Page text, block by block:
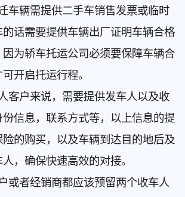
辆需提供二手车销售发票或临时
话需要提供车辆出厂证明车辆合格
为轿车托运公司必须要保障车辆合
开启托运行程。
户来说，需要提供发车人以及收
信息，联系方式等，以上信息的提
的购买，以及车辆到达目的地后及
，确保快速高效的对接。
者经销商都应该预留两个收车人